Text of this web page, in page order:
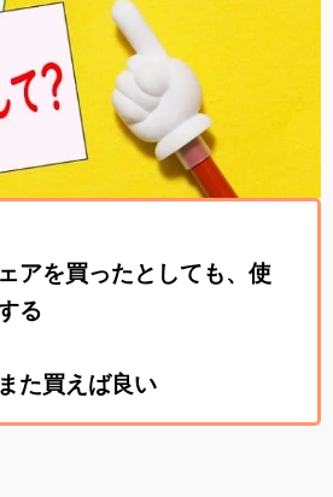
アを買ったとしても、使
る
た買えば良い